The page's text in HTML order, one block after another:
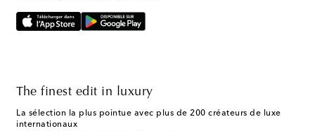
The finest edit in luxury
La sélection la plus pointue avec plus de 200 créateurs de luxe
internationaux